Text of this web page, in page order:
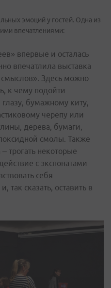
эмоций у гостей. Одна из
впечатлениями:
впервые и осталась
впечатлила выставка
смыслов». Здесь можно
к чему подойти
бумажному киту,
черепу или
дерева, бумаги,
смолы. Также
трогать некоторые
с экспонатами
себя
так сказать, оставить в